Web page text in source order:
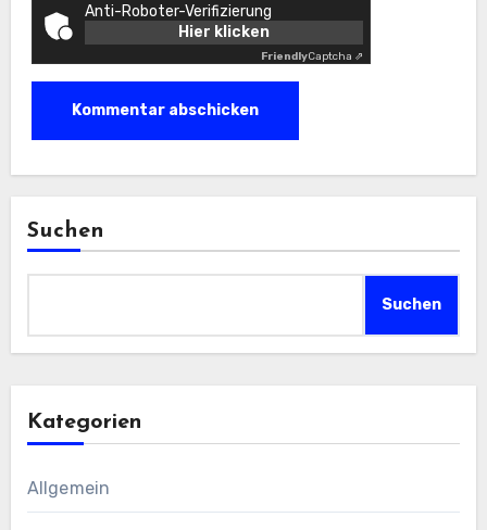
Anti-Roboter-Verifizierung
Hier klicken
FriendlyCaptcha ⇗
Suchen
Suchen
Kategorien
Allgemein